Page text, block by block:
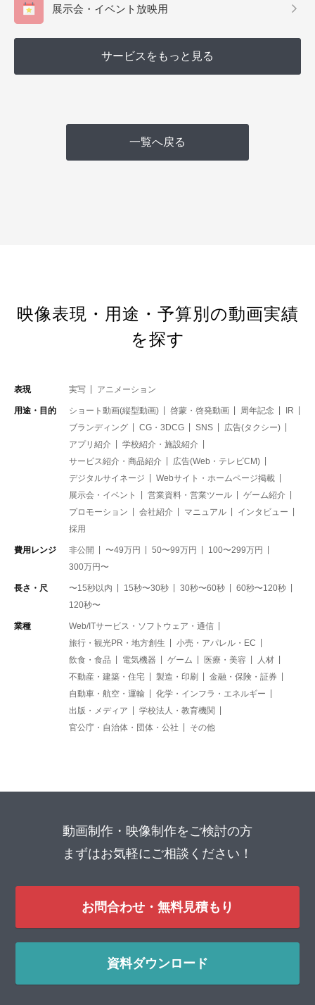
展示会・イベント放映用
サービスをもっと見る
一覧へ戻る
映像表現・用途・予算別の動画実績
を探す
表現 実写 アニメーション
用途・目的 ショート動画(縦型動画) 啓蒙・啓発動画 周年記念
IR
ブランディング
CG・3DCG SNS
広告(タクシー)
アプリ紹介
学校紹介・施設紹介
サービス紹介・商品紹介
広告(Web・テレビCM)
デジタルサイネージ
Webサイト・ホームページ掲載
展示会・イベント
営業資料・営業ツール
ゲーム紹介
プロモーション
会社紹介 マニュアル
インタビュー
採用
費用レンジ 非公開 〜49万円 50〜99万円
100〜299万円
300万円〜
長さ・尺 〜15秒以内 15秒〜30秒 30秒〜60秒
60秒〜120秒
120秒〜
業種
Web/ITサービス・ソフトウェア・通信
旅行・観光PR・地方創生
小売・アパレル・EC
飲食・食品
電気機器 ゲーム 医療・美容
人材
不動産・建築・住宅
製造・印刷
金融・保険・証券
自動車・航空・運輸
化学・インフラ・エネルギー
出版・メディア
学校法人・教育機関
官公庁・自治体・団体・公社
その他
動画制作・映像制作をご検討の方
まずはお気軽にご相談ください！
お問合わせ・無料見積もり
資料ダウンロード